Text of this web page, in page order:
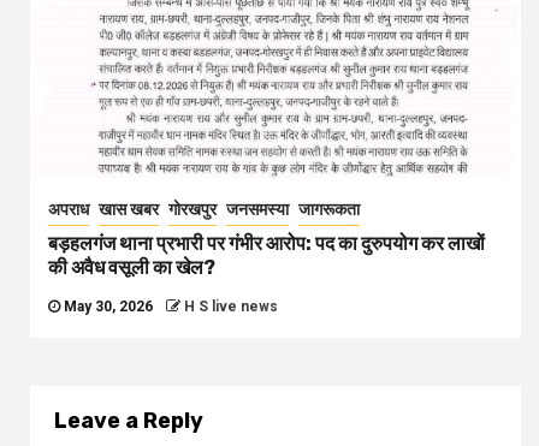
अपराध खास खबर गोरखपुर जनसमस्या जागरूकता
बड़हलगंज थाना प्रभारी पर गंभीर आरोप: पद का दुरुपयोग कर लाखों
की अवैध वसूली का खेल?
May 30, 2026 H S live news
Leave a Reply